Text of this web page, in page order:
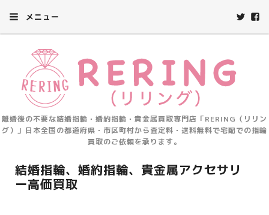
メニュー
離婚後の不要な結婚指輪・婚約指輪・貴金属買取専門店「RERING（リリン
グ）」日本全国の都道府県・市区町村から査定料・送料無料で宅配での指輪
買取のご依頼を承ります。
結婚指輪、婚約指輪、貴金属アクセサリ
ー高価買取